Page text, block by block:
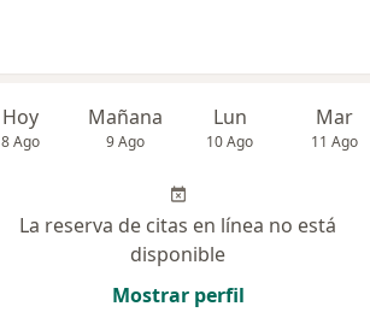
Hoy
8 Ago
Mañana
9 Ago
Lun
10 Ago
Mar
11 Ago
La reserva de citas en línea no está
disponible
Mostrar perfil